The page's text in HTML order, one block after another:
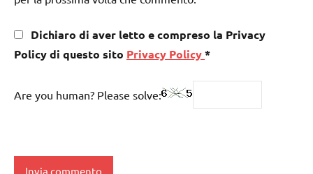
Dichiaro di aver letto e compreso la Privacy
Policy di questo sito Privacy Policy*
Are you human? Please solve: